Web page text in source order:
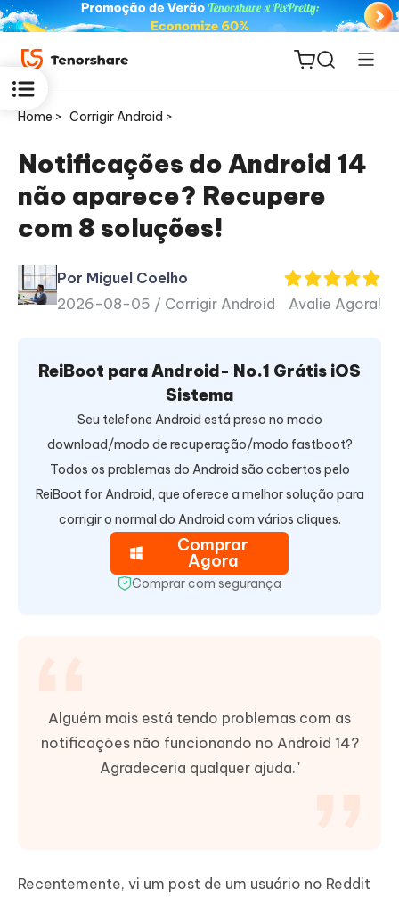
ReiBoot
for iOS
PDNob
PDF
Novo
iAnyGo
Home > Corrigir Android >
Notificações do Android 14
não aparece? Recupere
com 8 soluções!
Por Miguel Coelho
2026-08-05 / Corrigir Android Avalie Agora!
ReiBoot para Android- No.1 Grátis iOS
Sistema
Seu telefone Android está preso no modo
download/modo de recuperação/modo fastboot?
Todos os problemas do Android são cobertos pelo
ReiBoot for Android, que oferece a melhor solução para
corrigir o normal do Android com vários cliques.
Comprar
Agora
Comprar com segurança
Alguém mais está tendo problemas com as
notificações não funcionando no Android 14?
Agradeceria qualquer ajuda."
Recentemente, vi um post de um usuário no Reddit